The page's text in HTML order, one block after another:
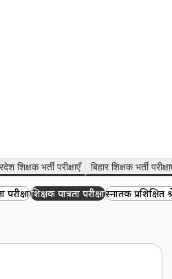
शिक्षक भर्ती परीक्षाएँ बिहार शिक्षक भर्ती
परीक्षाशिक्षक पात्रता परीक्षास्नातक प्रशिक्षित